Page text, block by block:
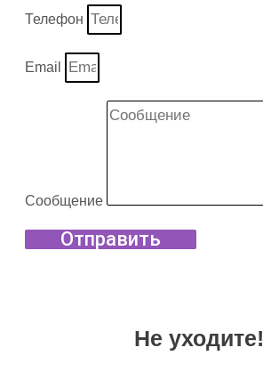
Телефон
Email
Сообщение
Отправить
Не уходите!